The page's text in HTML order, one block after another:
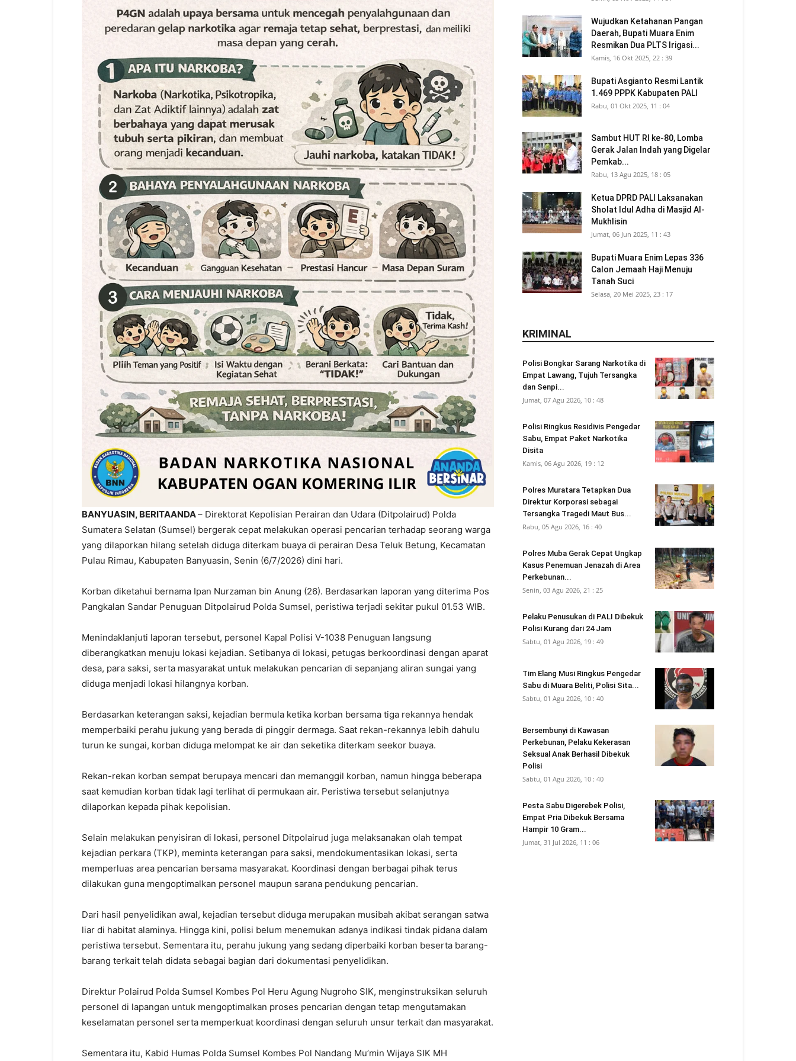
BANYUASIN, BERITAANDA– Direktorat Kepolisian Perairan dan Udara (Ditpolairud) Polda
Sumatera Selatan (Sumsel) bergerak cepat melakukan operasi pencarian terhadap seorang warga
yang dilaporkan hilang setelah diduga diterkam buaya di perairan Desa Teluk Betung, Kecamatan
Pulau Rimau, Kabupaten Banyuasin, Senin (6/7/2026) dini hari.
Korban diketahui bernama Ipan Nurzaman bin Anung (26). Berdasarkan laporan yang diterima Pos
Pangkalan Sandar Penuguan Ditpolairud Polda Sumsel, peristiwa terjadi sekitar pukul 01.53 WIB.
Menindaklanjuti laporan tersebut, personel Kapal Polisi V-1038 Penuguan langsung
diberangkatkan menuju lokasi kejadian. Setibanya di lokasi, petugas berkoordinasi dengan aparat
desa, para saksi, serta masyarakat untuk melakukan pencarian di sepanjang aliran sungai yang
diduga menjadi lokasi hilangnya korban.
Berdasarkan keterangan saksi, kejadian bermula ketika korban bersama tiga rekannya hendak
memperbaiki perahu jukung yang berada di pinggir dermaga. Saat rekan-rekannya lebih dahulu
turun ke sungai, korban diduga melompat ke air dan seketika diterkam seekor buaya.
Rekan-rekan korban sempat berupaya mencari dan memanggil korban, namun hingga beberapa
saat kemudian korban tidak lagi terlihat di permukaan air. Peristiwa tersebut selanjutnya
dilaporkan kepada pihak kepolisian.
Selain melakukan penyisiran di lokasi, personel Ditpolairud juga melaksanakan olah tempat
kejadian perkara (TKP), meminta keterangan para saksi, mendokumentasikan lokasi, serta
memperluas area pencarian bersama masyarakat. Koordinasi dengan berbagai pihak terus
dilakukan guna mengoptimalkan personel maupun sarana pendukung pencarian.
Dari hasil penyelidikan awal, kejadian tersebut diduga merupakan musibah akibat serangan satwa
liar di habitat alaminya. Hingga kini, polisi belum menemukan adanya indikasi tindak pidana dalam
peristiwa tersebut. Sementara itu, perahu jukung yang sedang diperbaiki korban beserta barang-
barang terkait telah didata sebagai bagian dari dokumentasi penyelidikan.
Direktur Polairud Polda Sumsel Kombes Pol Heru Agung Nugroho SIK, menginstruksikan seluruh
personel di lapangan untuk mengoptimalkan proses pencarian dengan tetap mengutamakan
keselamatan personel serta memperkuat koordinasi dengan seluruh unsur terkait dan masyarakat.
Sementara itu, Kabid Humas Polda Sumsel Kombes Pol Nandang Mu’min Wijaya SIK MH
Wujudkan Ketahanan Pangan
Daerah, Bupati Muara Enim
Resmikan Dua PLTS Irigasi...
Kamis, 16 Okt 2025, 22 : 39
Bupati Asgianto Resmi Lantik
1.469 PPPK Kabupaten PALI
Rabu, 01 Okt 2025, 11 : 04
Sambut HUT RI ke-80, Lomba
Gerak Jalan Indah yang Digelar
Pemkab...
Rabu, 13 Agu 2025, 18 : 05
Ketua DPRD PALI Laksanakan
Sholat Idul Adha di Masjid Al-
Mukhlisin
Jumat, 06 Jun 2025, 11 : 43
Bupati Muara Enim Lepas 336
Calon Jemaah Haji Menuju
Tanah Suci
Selasa, 20 Mei 2025, 23 : 17
KRIMINAL
Polisi Bongkar Sarang Narkotika di
Empat Lawang, Tujuh Tersangka
dan Senpi...
Jumat, 07 Agu 2026, 10 : 48
Polisi Ringkus Residivis Pengedar
Sabu, Empat Paket Narkotika
Disita
Kamis, 06 Agu 2026, 19 : 12
Polres Muratara Tetapkan Dua
Direktur Korporasi sebagai
Tersangka Tragedi Maut Bus...
Rabu, 05 Agu 2026, 16 : 40
Polres Muba Gerak Cepat Ungkap
Kasus Penemuan Jenazah di Area
Perkebunan...
Senin, 03 Agu 2026, 21 : 25
Pelaku Penusukan di PALI Dibekuk
Polisi Kurang dari 24 Jam
Sabtu, 01 Agu 2026, 19 : 49
Tim Elang Musi Ringkus Pengedar
Sabu di Muara Beliti, Polisi Sita...
Sabtu, 01 Agu 2026, 10 : 40
Bersembunyi di Kawasan
Perkebunan, Pelaku Kekerasan
Seksual Anak Berhasil Dibekuk
Polisi
Sabtu, 01 Agu 2026, 10 : 40
Pesta Sabu Digerebek Polisi,
Empat Pria Dibekuk Bersama
Hampir 10 Gram...
Jumat, 31 Jul 2026, 11 : 06